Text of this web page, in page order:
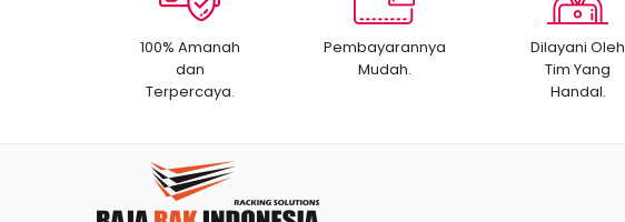
100% Amanah
dan
Terpercaya.
Pembayarannya
Mudah.
Dilayani Oleh
Tim Yang
Handal.